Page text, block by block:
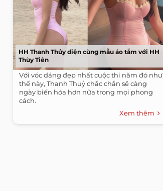
HH Thanh Thủy diện cùng mẫu áo tắm với HH
Thùy Tiên
Với vóc dáng đẹp nhất cuộc thi năm đó như
thế này, Thanh Thuỷ chắc chắn sẽ càng
ngày biến hóa hơn nữa trong mọi phong
cách.
Xem thêm